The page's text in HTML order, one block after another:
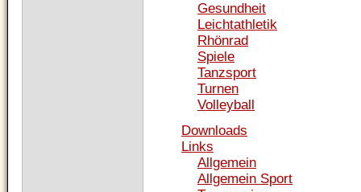
Gesundheit
Leichtathletik
Rhönrad
Spiele
Tanzsport
Turnen
Volleyball
Downloads
Links
Allgemein
Allgemein Sport